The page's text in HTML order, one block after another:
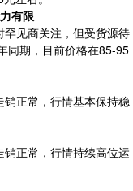
有限
见商关注，但受货源待
同期，目前价格在85-95
正常，行情基本保持稳
正常，行情持续高位运